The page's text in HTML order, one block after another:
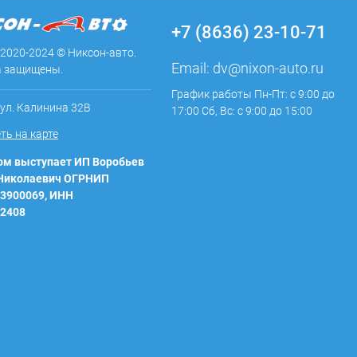
2024 © Никсон-авто.
защищены.
Калинина 32В
на карте
выступает ИП Воробьев
ОГРНИП
ИНН
+7 (8636) 23-10-71
Email: dv@nixon-auto.ru
График работы Пн-Пт: с 9:00 до
17:00 Сб, Вс: с 9:00 до 15:00